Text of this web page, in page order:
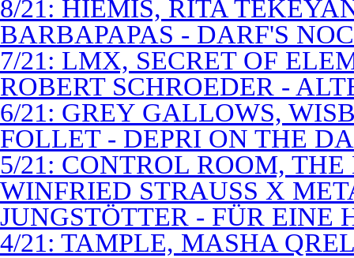
8/21: HIEMIS, RITA
BARBAPAPAS - DARF'S
7/21: LMX, SECRET OF
ROBERT SCHROEDER -
6/21: GREY GALLOWS,
FOLLET - DEPRI ON THE
5/21: CONTROL ROOM,
WINFRIED STRAUSS X
JUNGSTÖTTER - FÜR EINE
4/21: TAMPLE, MASHA